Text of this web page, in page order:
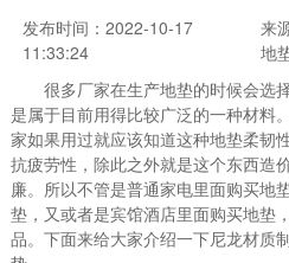
发布时间：2022-10-17
11:33:24
来
地
很多厂家在生产地垫的时候会选
是属于目前用得比较广泛的一种材料。
家如果用过就应该知道这种地垫柔韧
抗疲劳性，除此之外就是这个东西造
廉。所以不管是普通家电里面购买地
垫，又或者是宾馆酒店里面购买地垫
品。下面来给大家介绍一下尼龙材质